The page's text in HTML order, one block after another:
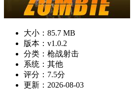
大小：85.7 MB
版本：v1.0.2
分类：枪战射击
系统：其他
评分：7.5分
更新：2026-08-03